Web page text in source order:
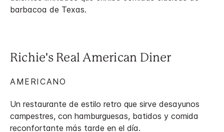
barbacoa de Texas.
Richie's Real American Diner
AMERICANO
Un restaurante de estilo retro que sirve desayunos
campestres, con hamburguesas, batidos y comida
reconfortante más tarde en el día.